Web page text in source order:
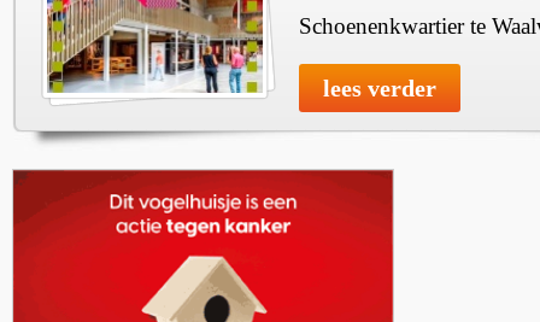
Schoenenkwartier te
lees verder